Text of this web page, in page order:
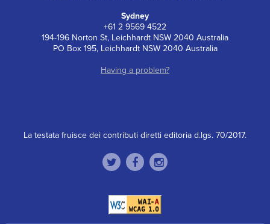
Sydney
+61 2 9569 4522
194-196 Norton St, Leichhardt NSW 2040 Australia
PO Box 195, Leichhardt NSW 2040 Australia
Having a problem?
La testata fruisce dei contributi diretti editoria d.lgs. 70/2017.